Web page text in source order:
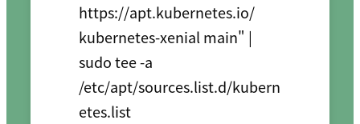
https://apt.kubernetes.io/
kubernetes-xenial main" |
sudo tee -a
/etc/apt/sources.list.d/kubern
etes.list